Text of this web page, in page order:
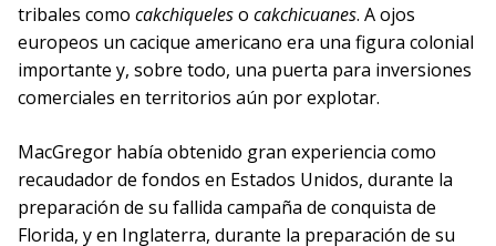
tribales como cakchiqueleso cakchicuanes. A ojos
europeos un cacique americano era una figura colonial
importante y, sobre todo, una puerta para inversiones
comerciales en territorios aún por explotar.
MacGregor había obtenido gran experiencia como
recaudador de fondos en Estados Unidos, durante la
preparación de su fallida campaña de conquista de
Florida, y en Inglaterra, durante la preparación de su